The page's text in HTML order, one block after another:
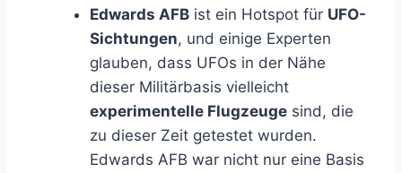
Edwards AFB ist ein Hotspot für UFO-
Sichtungen, und einige Experten
glauben, dass UFOs in der Nähe
dieser Militärbasis vielleicht
experimentelle Flugzeuge sind, die
zu dieser Zeit getestet wurden.
Edwards AFB war nicht nur eine Basis